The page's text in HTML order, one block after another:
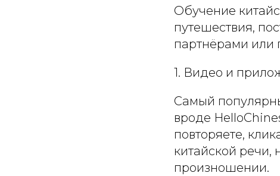
Обучение
путешествия,
партнёрами или
1. Видео и
Самый
вроде
повторяете,
китайской речи,
произношении.